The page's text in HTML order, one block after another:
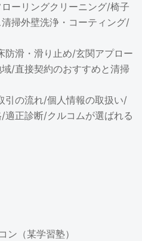
ローリングクリーニング/椅子
掃外壁洗浄・コーティング/
防滑・滑り止め/玄関アプロー
/直接契約のおすすめと清掃
引の流れ/個人情報の取扱い/
適正診断/クルコムが選ばれる
ン（某学習塾）